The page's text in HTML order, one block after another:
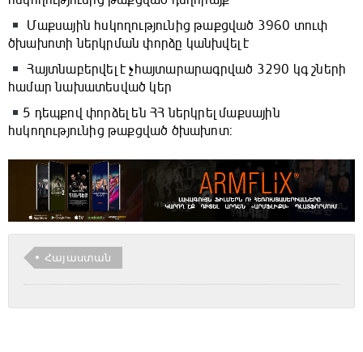
Մաքսային հսկողությունից թաքցված 3960 տուփ
ծխախոտի ներկրման փորձը կանխվել է
Հայտնաբերվել է չհայտարարագրված 3290 կգ շների
համար նախատեսված կեր
5 դեպքով փորձել են ՀՀ ներկրել մաքսային
հսկողությունից թաքցված ծխախոտ:
Հայաստան